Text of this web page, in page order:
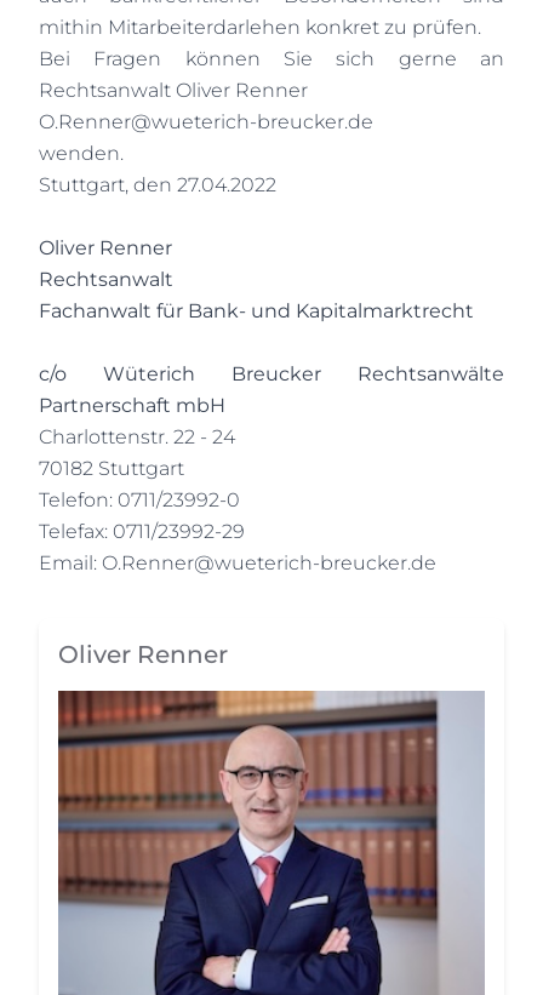
mithin Mitarbeiterdarlehen konkret zu prüfen.
Bei Fragen können Sie sich gerne an
Rechtsanwalt Oliver Renner
O.Renner@wueterich-breucker.de
wenden.
Stuttgart, den 27.04.2022
Oliver Renner
Rechtsanwalt
Fachanwalt für Bank- und Kapitalmarktrecht
c/o Wüterich Breucker Rechtsanwälte
Partnerschaft mbH
Charlottenstr. 22 - 24
70182 Stuttgart
Telefon: 0711/23992-0
Telefax: 0711/23992-29
Email: O.Renner@wueterich-breucker.de
Oliver Renner